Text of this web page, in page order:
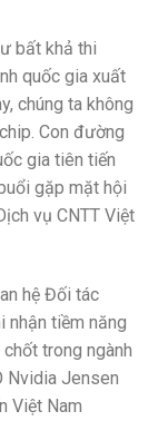
bất khả thi
quốc gia xuất
chúng ta không
Con đường
gia tiên tiến
gặp mặt hội
vụ CNTT Việt
hệ Đối tác
nhận tiềm năng
trong ngành
Nvidia Jensen
Việt Nam